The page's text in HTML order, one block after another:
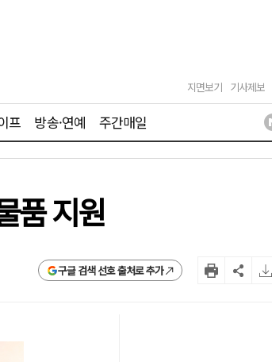
지면보기 기사제보
프 방송·연예 주간매일
품 지원
구글 검색 선호 출처로 추가